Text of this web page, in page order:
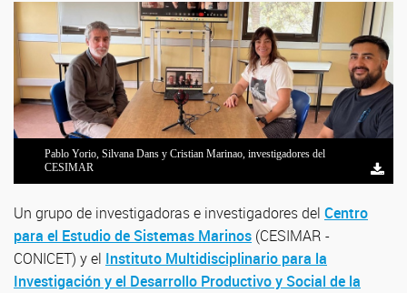
Pablo Yorio, Silvana Dans y Cristian Marinao, investigadores del
CESIMAR
Un grupo de investigadoras e investigadores del Centro
para el Estudio de Sistemas Marinos (CESIMAR -
CONICET) y el Instituto Multidisciplinario para la
Investigación y el Desarrollo Productivo y Social de la